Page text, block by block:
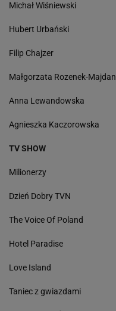
Michał Wiśniewski
Hubert Urbański
Filip Chajzer
Małgorzata Rozenek-Majdan
Anna Lewandowska
Agnieszka Kaczorowska
TV SHOW
Milionerzy
Dzień Dobry TVN
The Voice Of Poland
Hotel Paradise
Love Island
Taniec z gwiazdami